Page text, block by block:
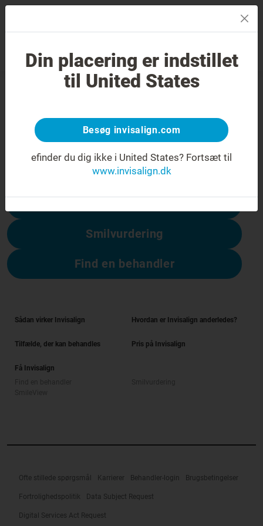
Smilvurdering Find en behandler
404-fejl
Få vendt smilet om
Denne side er ikke tilgængelig, men andre
Smilvurdering
Find en behandler
Sådan virker Invisalign Hvordan er Invisalign anderledes?
Tilfælde, der kan behandles Pris på Invisalign
Få Invisalign
Ofte stillede spørgsmål Karrierer Behandler-login Brugsbetingelser
Fortrolighedspolitik Data Subject Request
Digital Services Act Request
Din placering er indstillet
til United States
Besøg invisalign.com
efinder du dig ikke i United States? Fortsæt til
www.invisalign.dk